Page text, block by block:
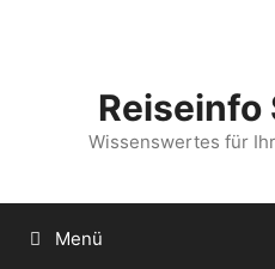
Reiseinfo
Wissenswertes für
Menü